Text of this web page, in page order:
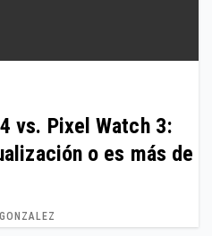
vs. Pixel Watch 3:
o es más de